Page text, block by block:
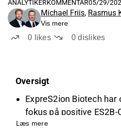
ANALYTIKERKOMMENTAR05/29/
Michael Friis, Rasmus
Vis mere
0 likes 0dislikes
Oversigt
ExpreS2ion Biotech
fokus på positive
Rovsing's
Læs mere